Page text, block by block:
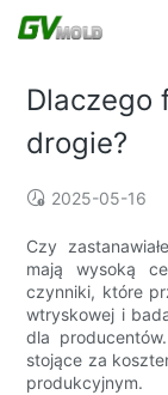
Dlaczego
drogie?
2025-05-16
Czy
mają wysoką
czynniki, które
wtryskowej i
dla
stojące za
produkcyjnym.